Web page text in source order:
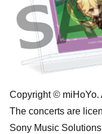
Copyright © miHoYo.
The concerts are
Sony Music